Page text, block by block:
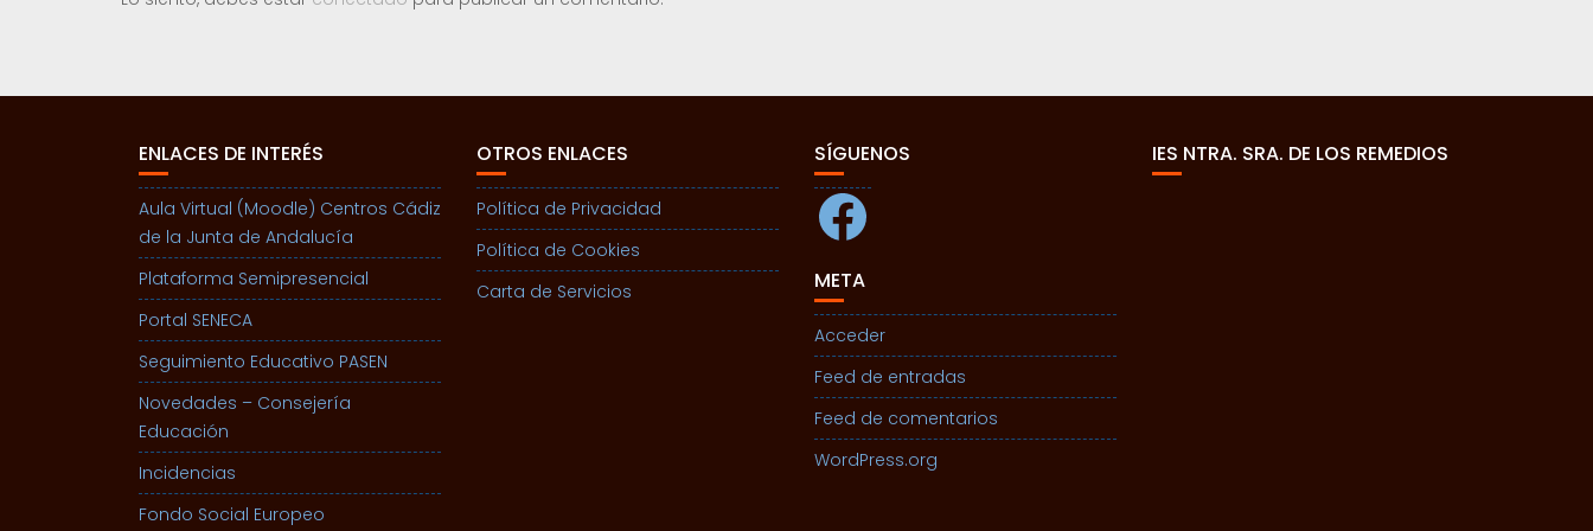
ENLACES DE INTERÉS
Aula Virtual (Moodle) Centros Cádiz
de la Junta de Andalucía
Plataforma Semipresencial
Portal SENECA
Seguimiento Educativo PASEN
Novedades – Consejería
Educación
Incidencias
Fondo Social Europeo
OTROS ENLACES
Política de Privacidad
Política de Cookies
Carta de Servicios
SÍGUENOS
Facebook
META
Acceder
Feed de entradas
Feed de comentarios
WordPress.org
IES NTRA. SRA. DE LOS REMEDIOS